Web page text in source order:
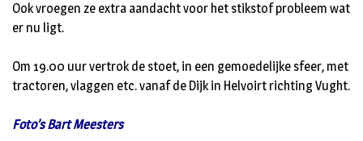
Ook vroegen ze extra aandacht voor het stikstof probleem wat
er nu ligt.
Om 19.00 uur vertrok de stoet, in een gemoedelijke sfeer, met
tractoren, vlaggen etc. vanaf de Dijk in Helvoirt richting Vught.
Foto’s Bart Meesters